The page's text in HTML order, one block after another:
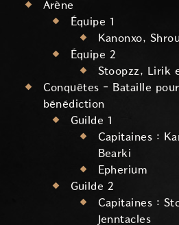
Arène
Équipe 1
Kanonxo,
Équipe 2
Stoopzz, Lirik
Conquêtes - Bataille
bénédiction
Guilde 1
Capitaines :
Bearki
Epherium
Guilde 2
Capitaines :
Jenntacles